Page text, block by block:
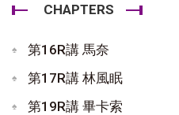
CHAPTERS
第16R講 馬奈
第17R講 林風眠
第19R講 畢卡索